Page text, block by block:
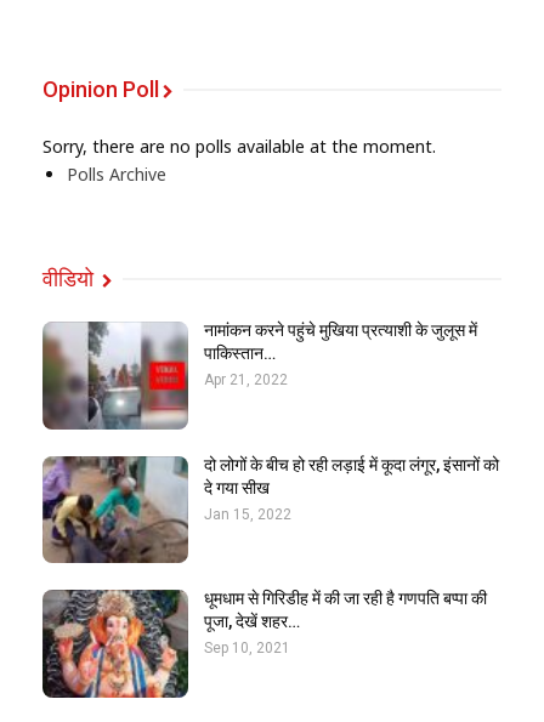
Opinion Poll
Sorry, there are no polls available at the moment.
Polls Archive
वीडियो
नामांकन करने पहुंचे मुखिया प्रत्याशी के जुलूस में
पाकिस्तान…
Apr 21, 2022
दो लोगों के बीच हो रही लड़ाई में कूदा लंगूर, इंसानों को
दे गया सीख
Jan 15, 2022
धूमधाम से गिरिडीह में की जा रही है गणपति बप्पा की
पूजा, देखें शहर…
Sep 10, 2021